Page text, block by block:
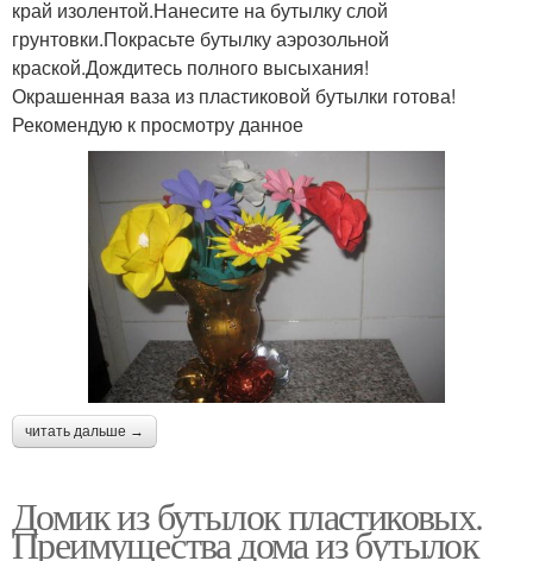
край изолентой.Нанесите на бутылку слой
грунтовки.Покрасьте бутылку аэрозольной
краской.Дождитесь полного высыхания!
Окрашенная ваза из пластиковой бутылки готова!
Рекомендую к просмотру данное
читать дальше →
Домик из бутылок пластиковых.
Преимущества дома из бутылок